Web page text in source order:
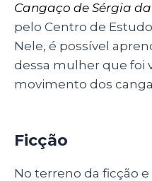
Cangaço de Sérgia
pelo Centro de
Nele, é possível
dessa mulher que foi
movimento dos
Ficção
No terreno da ficção